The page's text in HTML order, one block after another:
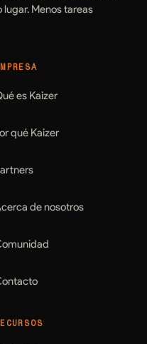
lugar. Menos tareas
es Kaizer
qué Kaizer
de nosotros